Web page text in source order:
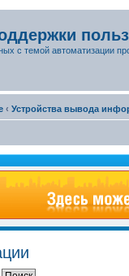
с темой автоматизации
‹ Устройства вывода